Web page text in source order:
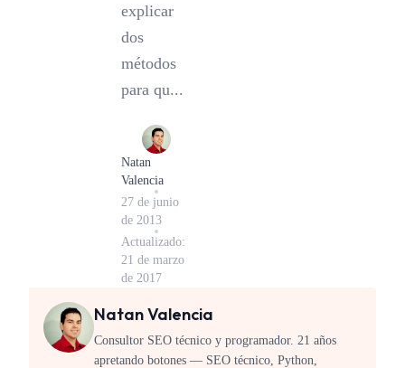
explicar
dos
métodos
para qu...
Natan
Valencia
27 de junio
de 2013
Actualizado:
21 de marzo
de 2017
Natan Valencia
Consultor SEO técnico y programador. 21 años
apretando botones — SEO técnico, Python,